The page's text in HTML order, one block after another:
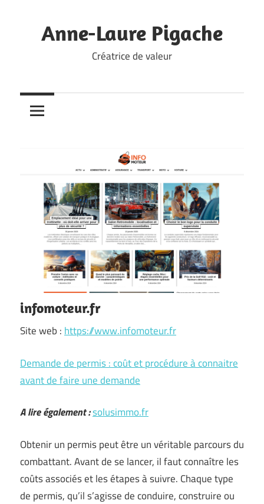
contentAnne-Laure Pigache
Créatrice de valeur
infomoteur.fr
Site web : https://www.infomoteur.fr
Demande de permis : coût et procédure à connaitre
avant de faire une demande
A lire également :solusimmo.fr
Obtenir un permis peut être un véritable parcours du
combattant. Avant de se lancer, il faut connaître les
coûts associés et les étapes à suivre. Chaque type
de permis, qu’il s’agisse de conduire, construire ou